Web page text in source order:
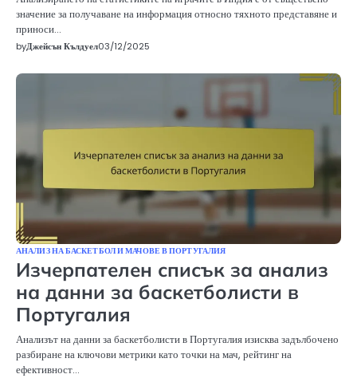
значение за получаване на информация относно тяхното представяне и
приноси…
byДжейсън Кълдуел03/12/2025
АНАЛИЗ НА БАСКЕТБОЛ И МАЧОВЕ В ПОРТУГАЛИЯ
Изчерпателен списък за анализ
на данни за баскетболисти в
Португалия
Анализът на данни за баскетболисти в Португалия изисква задълбочено
разбиране на ключови метрики като точки на мач, рейтинг на
ефективност…